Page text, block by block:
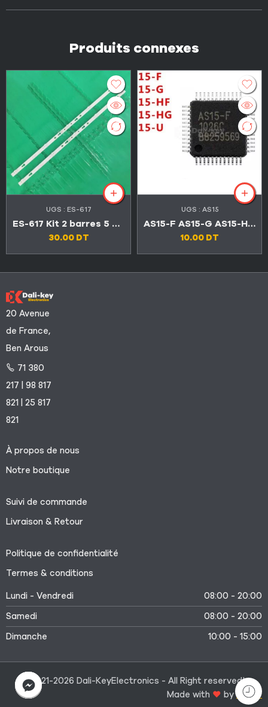
Produits connexes
UGS : ES-617
ES-617 Kit 2 barres 5 LED 6V TV TCL 32″ 32D3000
30.00 DT
UGS : AS15
AS15-F AS15-G AS15-HF AS15-HG AS15-U
10.00 DT
20 Avenue
de France,
Ben Arous
71 380
217 | 98 817
821 | 25 817
821
À propos de nous
Notre boutique
Suivi de commande
Livraison & Retour
Politique de confidentialité
Termes & conditions
Lundi - Vendredi
08:00 - 20:00
Samedi
08:00 - 20:00
Dimanche
10:00 - 15:00
©2021-2026 Dali-KeyElectronics - All Right reserved!
Made with
byMedtr